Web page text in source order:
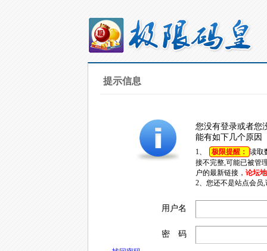
提示信息
您没有登录或者您
能有如下几个原因
1、 极限提醒： 读取
接不完整,可能已被管
户的最新链接， 论坛
2、您还不是站点会员
用户名
密 码